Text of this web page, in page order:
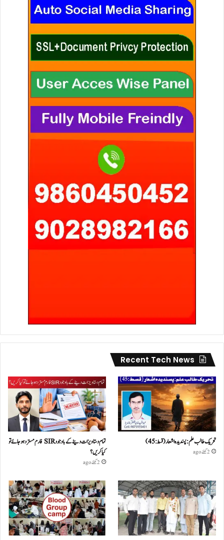
Recent Tech News
تحریک طالب علم: پسندیدہ اشعار (قسط:45)
2 گھنٹے ago
تمام دستاویزات دینے کے باوجود SIR فارم مسترد ہو جائے تو
کیا کریں؟
2 گھنٹے ago